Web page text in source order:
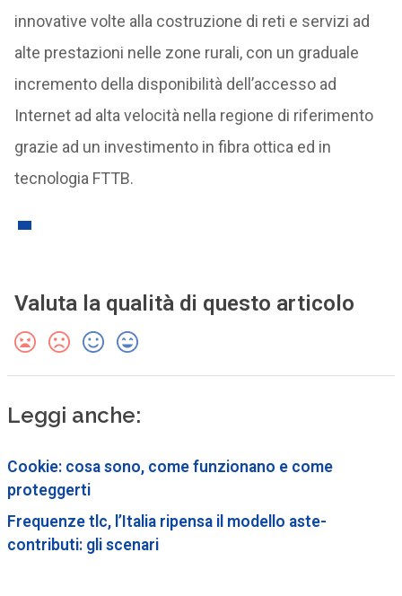
innovative volte alla costruzione di reti e servizi ad
alte prestazioni nelle zone rurali, con un graduale
incremento della disponibilità dell’accesso ad
Internet ad alta velocità nella regione di riferimento
grazie ad un investimento in fibra ottica ed in
tecnologia FTTB.
Valuta la qualità di questo articolo
Leggi anche:
Cookie: cosa sono, come funzionano e come
proteggerti
Frequenze tlc, l’Italia ripensa il modello aste-
contributi: gli scenari